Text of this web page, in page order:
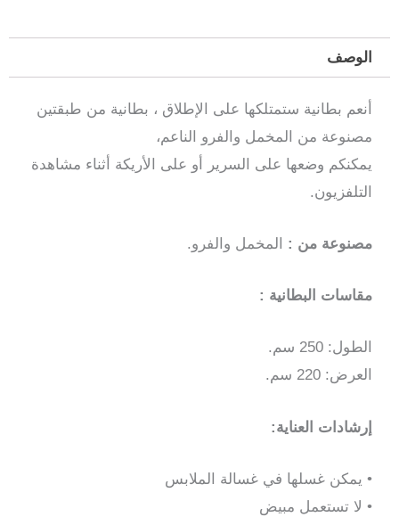
الوصف
أنعم بطانية ستمتلكها على الإطلاق ، بطانية من طبقتين
مصنوعة من المخمل والفرو الناعم،
يمكنكم وضعها على السرير أو على الأريكة أثناء مشاهدة
التلفزيون.
مصنوعة من : المخمل والفرو.
مقاسات البطانية :
الطول: 250 سم.
العرض: 220 سم.
إرشادات العناية:
• يمكن غسلها في غسالة الملابس
• لا تستعمل مبيض